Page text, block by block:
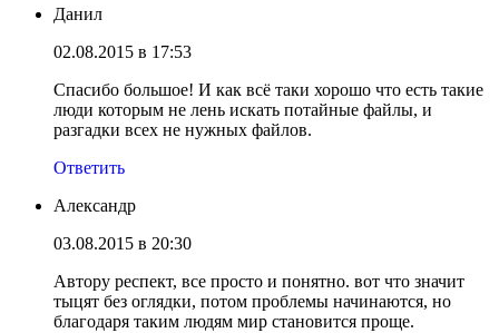
Данил
02.08.2015 в 17:53
Спасибо большое! И как всё таки хорошо что есть такие
люди которым не лень искать потайные файлы, и
разгадки всех не нужных файлов.
Ответить
Александр
03.08.2015 в 20:30
Автору респект, все просто и понятно. вот что значит
тыцят без оглядки, потом проблемы начинаются, но
благодаря таким людям мир становится проще.